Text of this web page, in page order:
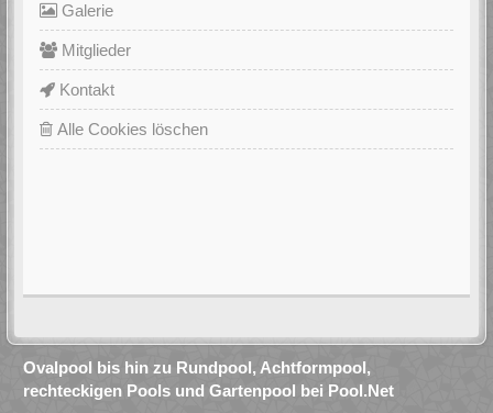
Galerie
Mitglieder
Kontakt
Alle Cookies löschen
Ovalpool bis hin zu Rundpool, Achtformpool,
rechteckigen Pools und Gartenpool bei Pool.Net